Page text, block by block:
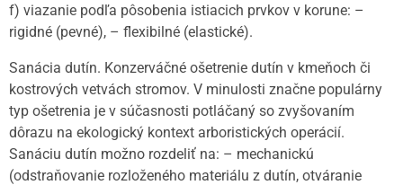
f) viazanie podľa pôsobenia istiacich prvkov v korune: –
rigidné (pevné), – flexibilné (elastické).
Sanácia dutín. Konzerváčné ošetrenie dutín v kmeňoch či
kostrových vetvách stromov. V minulosti značne populárny
typ ošetrenia je v súčasnosti potláčaný so zvyšovaním
dôrazu na ekologický kontext arboristických operácií.
Sanáciu dutín možno rozdeliť na: – mechanickú
(odstraňovanie rozloženého materiálu z dutín, otváranie